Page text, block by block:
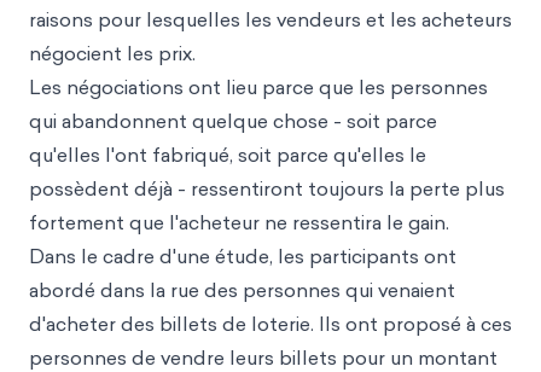
raisons pour lesquelles les vendeurs et les acheteurs
négocient les prix.
Les négociations ont lieu parce que les personnes
qui abandonnent quelque chose - soit parce
qu'elles l'ont fabriqué, soit parce qu'elles le
possèdent déjà - ressentiront toujours la perte plus
fortement que l'acheteur ne ressentira le gain.
Dans le cadre d'une étude, les participants ont
abordé dans la rue des personnes qui venaient
d'acheter des billets de loterie. Ils ont proposé à ces
personnes de vendre leurs billets pour un montant